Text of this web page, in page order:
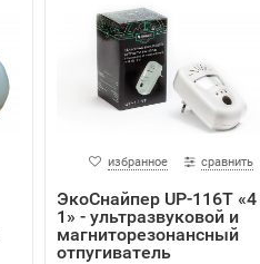
избранное сравнить
ЭкоСнайпер UP-116T «4
1» - ультразвуковой и
магниторезонансный
отпугиватель